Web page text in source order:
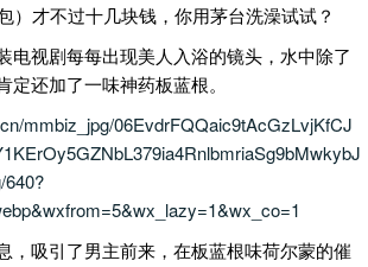
）才不过十几块钱，你用茅台洗澡试试？
电视剧每每出现美人入浴的镜头，水中除了
定还加了一味神药板蓝根。
mmbiz_jpg/06EvdrFQQaic9tAcGzLvjKfCJ
640?
，吸引了男主前来，在板蓝根味荷尔蒙的催